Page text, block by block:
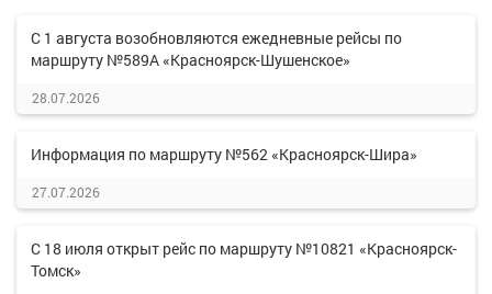
С 1 августа возобновляются ежедневные рейсы по
маршруту №589А «Красноярск-Шушенское»
28.07.2026
Информация по маршруту №562 «Красноярск-Шира»
27.07.2026
С 18 июля открыт рейс по маршруту №10821 «Красноярск-
Томск»